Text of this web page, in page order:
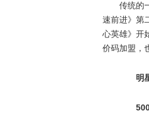
传统的
速前进》第
心英雄》开
价码加盟，
明星
500